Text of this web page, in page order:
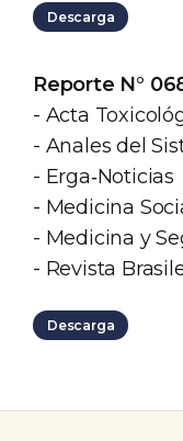
Descarga
Reporte N°
- Acta
- Anales del
- Erga‐Noticias
- Medicina
- Medicina y
- Revista
Descarga